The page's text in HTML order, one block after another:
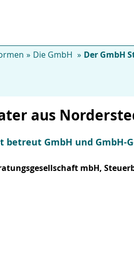
Die GmbH Der GmbH
aus
GmbH und GmbH-
mbH,